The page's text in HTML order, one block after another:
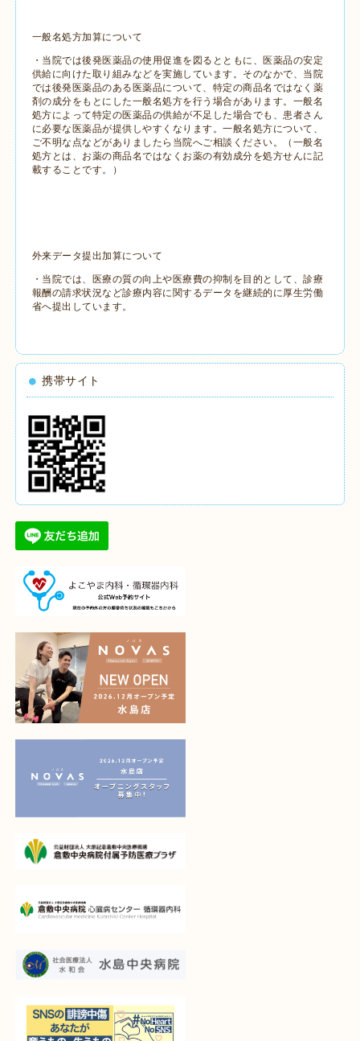
一般名処方加算について
・当院では後発医薬品の使用促進を図るとともに、医薬品の安定
供給に向けた取り組みなどを実施しています。そのなかで、当院
では後発医薬品のある医薬品について、特定の商品名ではなく薬
剤の成分をもとにした一般名処方を行う場合があります。一般名
処方によって特定の医薬品の供給が不足した場合でも、患者さん
に必要な医薬品が提供しやすくなります。一般名処方について、
ご不明な点などがありましたら当院へご相談ください。（一般名
処方とは、お薬の商品名ではなくお薬の有効成分を処方せんに記
載することです。）
外来データ提出加算について
・当院では、医療の質の向上や医療費の抑制を目的として、診療
報酬の請求状況など診療内容に関するデータを継続的に厚生労働
省へ提出しています。
携帯サイト